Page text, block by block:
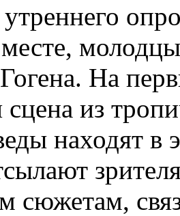
На
из
находят в
сюжетам,